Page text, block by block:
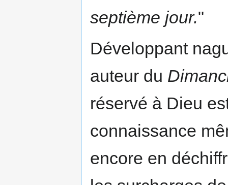
septième jour."
Développant
auteur du
réservé à Dieu
connaissance
encore en